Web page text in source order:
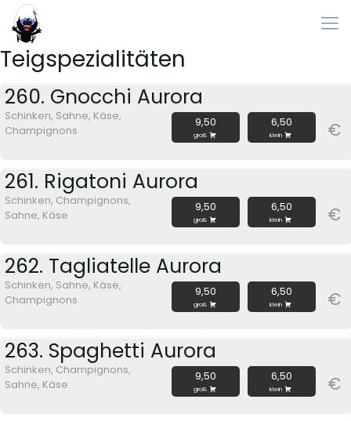
Teigspezialitäten
260. Gnocchi Aurora
9,50
groß
6,50
klein €
Schinken, Sahne, Käse,
Champignons
261. Rigatoni Aurora
9,50
groß
6,50
klein €
Schinken, Champignons,
Sahne, Käse
262. Tagliatelle Aurora
9,50
groß
6,50
klein €
Schinken, Sahne, Käse,
Champignons
263. Spaghetti Aurora
9,50
groß
6,50
klein €
Schinken, Champignons,
Sahne, Käse